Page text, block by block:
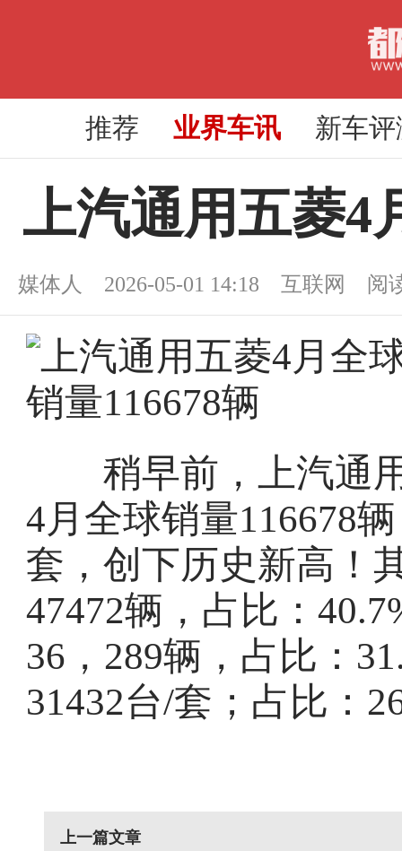
推荐 业界车讯 新车评
上汽通用五菱4
媒体人 2026-05-01 14:18 互联网 阅
稍早前，上汽通用
4月全球销量116678
套，创下历史新高！
47472辆，占比：
36，289辆，占比：
31432台/套；占比：
上一篇文章